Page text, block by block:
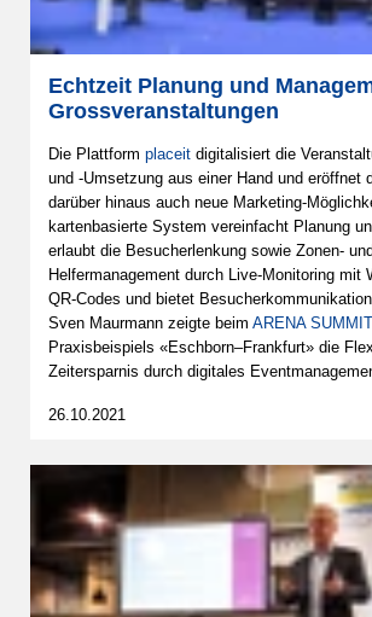
Echtzeit Planung und
Grossveranstaltungen
Die Plattform placeit digitalisiert die
und -Umsetzung aus einer Hand und eröffnet
darüber hinaus auch neue Marketing-
kartenbasierte System vereinfacht Planung
erlaubt die Besucherlenkung sowie Zonen- und
Helfermanagement durch Live-Monitoring mit
QR-Codes und bietet
Sven Maurmann zeigte beim ARENA SUMMIT
Praxisbeispiels «Eschborn–Frankfurt» die
Zeitersparnis durch digitales
26.10.2021